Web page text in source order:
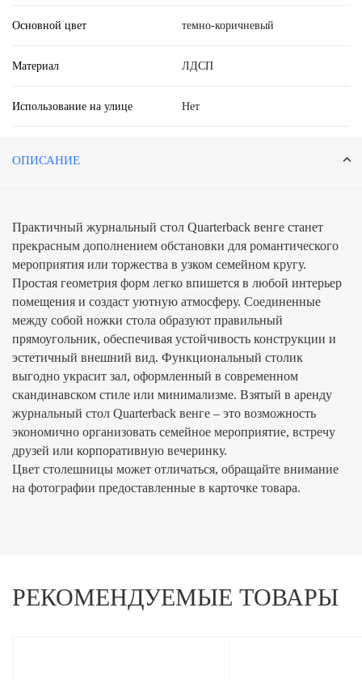
Основной цвет темно-коричневый
Материал ЛДСП
Использование на улице Нет
ОПИСАНИЕ
Практичный журнальный стол Quarterback венге станет
прекрасным дополнением обстановки для романтического
мероприятия или торжества в узком семейном кругу.
Простая геометрия форм легко впишется в любой интерьер
помещения и создаст уютную атмосферу. Соединенные
между собой ножки стола образуют правильный
прямоугольник, обеспечивая устойчивость конструкции и
эстетичный внешний вид. Функциональный столик
выгодно украсит зал, оформленный в современном
скандинавском стиле или минимализме. Взятый в аренду
журнальный стол Quarterback венге – это возможность
экономично организовать семейное мероприятие, встречу
друзей или корпоративную вечеринку.
Цвет столешницы может отличаться, обращайте внимание
на фотографии предоставленные в карточке товара.
РЕКОМЕНДУЕМЫЕ ТОВАРЫ